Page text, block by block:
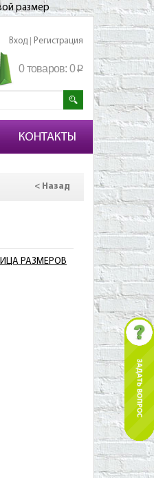
размер
Вход Регистрация
0 товаров: 0p
КОНТАКТЫ
< Назад
РАЗМЕРОВ